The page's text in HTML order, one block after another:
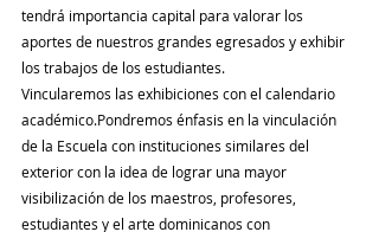
tendrá importancia capital para valorar los
aportes de nuestros grandes egresados y exhibir
los trabajos de los estudiantes.
Vincularemos las exhibiciones con el calendario
académico.Pondremos énfasis en la vinculación
de la Escuela con instituciones similares del
exterior con la idea de lograr una mayor
visibilización de los maestros, profesores,
estudiantes y el arte dominicanos con